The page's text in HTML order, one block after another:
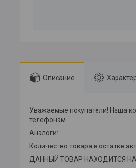
Описание
Уважаемые покупатели! Наша
телефонам.
Аналоги:
Количество товара в остатке
ДАННЫЙ ТОВАР НАХОДИТСЯ НА